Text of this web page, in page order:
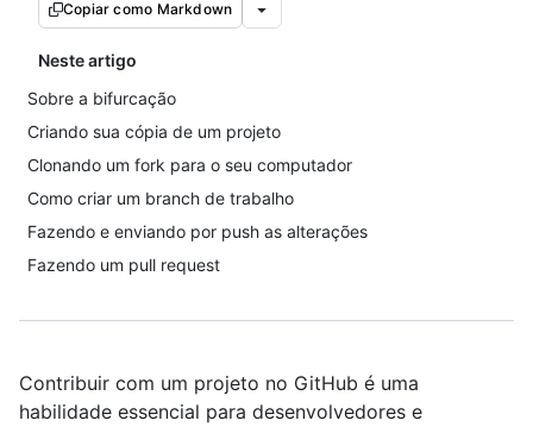
Copiar como Markdown
Neste artigo
Sobre a bifurcação
Criando sua cópia de um projeto
Clonando um fork para o seu computador
Como criar um branch de trabalho
Fazendo e enviando por push as alterações
Fazendo um pull request
Contribuir com um projeto no GitHub é uma
habilidade essencial para desenvolvedores e